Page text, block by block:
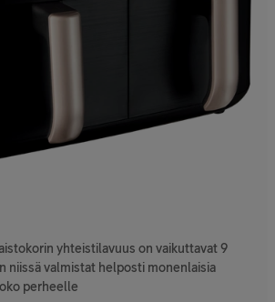
yhteistilavuus on vaikuttavat 9
niissä valmistat helposti monenlaisia
perheelle